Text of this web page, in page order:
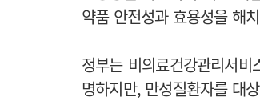
약품 안전성과 효용성을 해
정부는 비의료건강관리서비
명하지만, 만성질환자를 대